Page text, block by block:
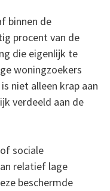
binnen de
procent van de
die eigenlijk te
woningzoekers
niet alleen krap aan
verdeeld aan de
sociale
relatief lage
beschermde